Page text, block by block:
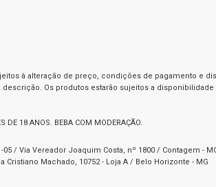
à alteração de preço, condições de pagamento e
Os produtos estarão sujeitos a
DE 18 ANOS. BEBA COM MODERAÇÃO.
/ Via Vereador Joaquim Costa, nº 1800 / Contagem -
Cristiano Machado, 10752 - Loja A / Belo Horizonte - MG